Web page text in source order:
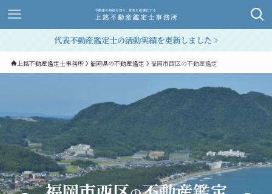
代表不動産鑑定士の活動実績を更新しました >
上銘不動産鑑定士事務所 福岡県の不動産鑑定 福岡市西区の不動産鑑定